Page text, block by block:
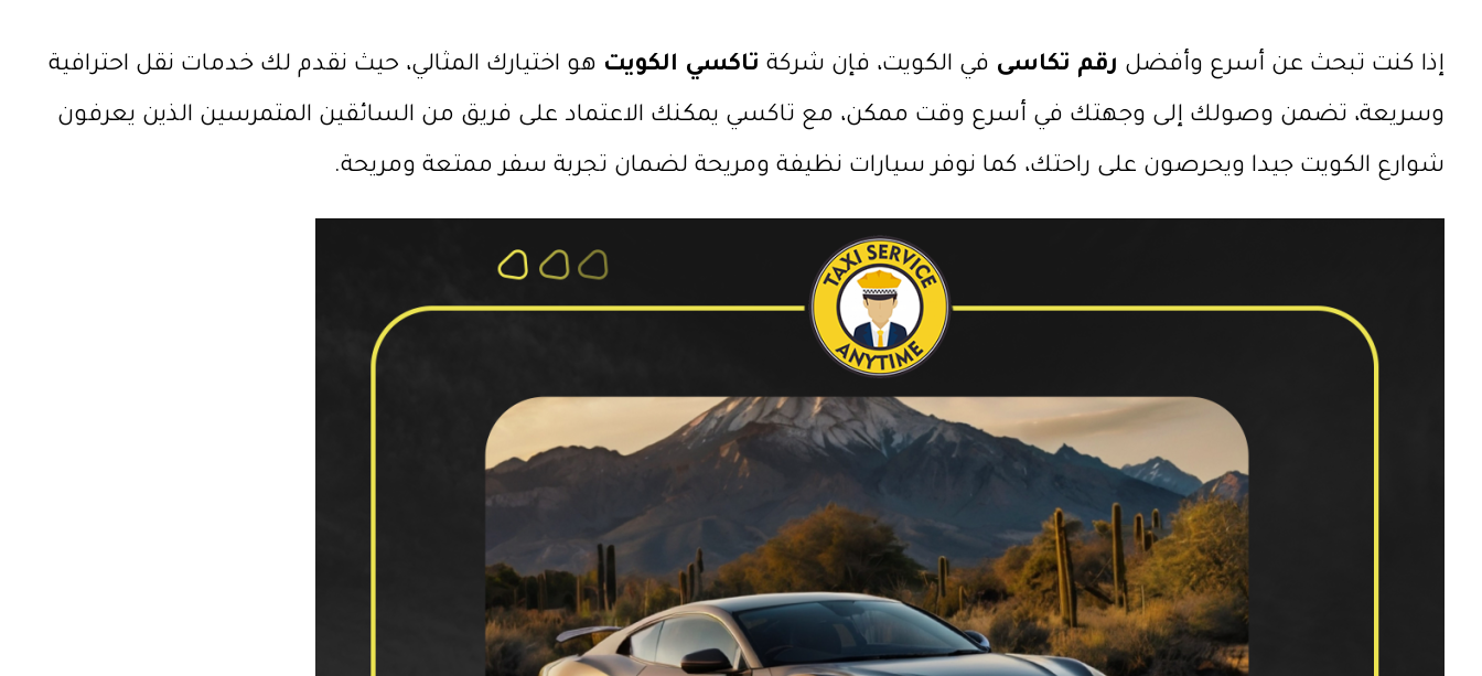
إذا كنت تبحث عن أسرع وأفضل رقم تكاسى في الكويت، فإن شركة تاكسي الكويت هو اختيارك المثالي، حيث نقدم لك خدمات نقل احترافية
وسريعة، تضمن وصولك إلى وجهتك في أسرع وقت ممكن، مع تاكسي يمكنك الاعتماد على فريق من السائقين المتمرسين الذين يعرفون
شوارع الكويت جيدا ويحرصون على راحتك، كما نوفر سيارات نظيفة ومريحة لضمان تجربة سفر ممتعة ومريحة.